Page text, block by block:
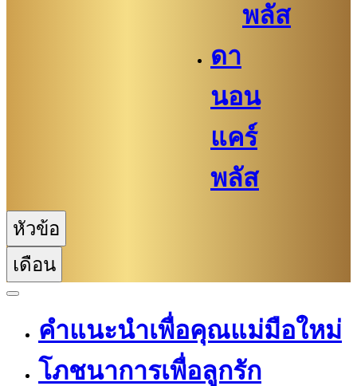
พลัส
ดา
นอน
แคร์
พลัส
หัวข้อ
เดือน
คำแนะนำเพื่อคุณแม่มือใหม่
โภชนาการเพื่อลูกรัก